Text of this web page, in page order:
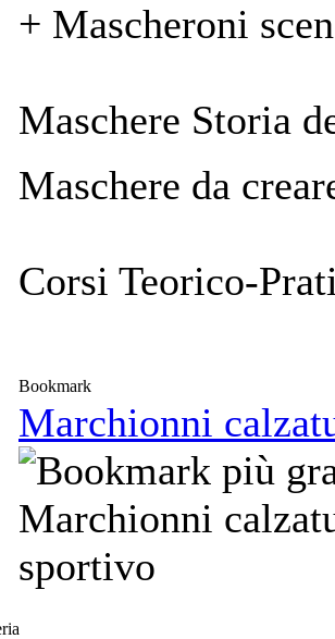
+ Mascheroni
Maschere Storia
Maschere da
Corsi Teorico-
Bookmark
Marchionni
Marchionni
sportivo